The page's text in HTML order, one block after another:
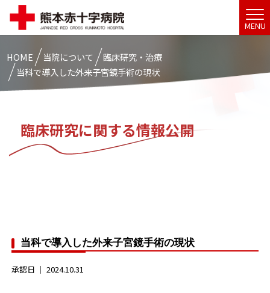
MENU
HOME 当院について
臨床研究・治療
当科で導入した外来子宮鏡手術の現状
臨床研究に関する情報公開
当科で導入した外来子宮鏡手術の現状
承認日 ｜2024.10.31